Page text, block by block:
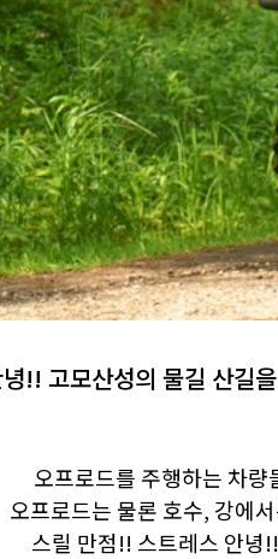
!! 고모산성의 물길 산길
오프로드를 주행하는 차
오프로드는 물론 호수, 강에
스릴 만점!! 스트레스 안녕